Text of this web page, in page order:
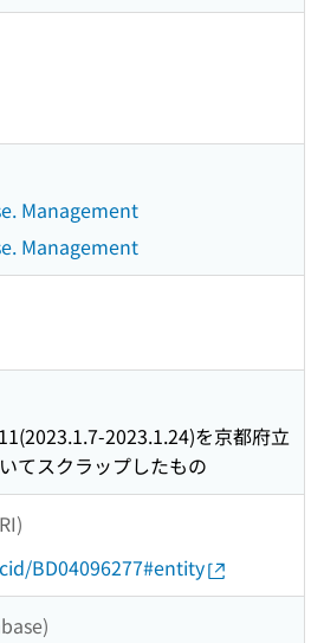
Management
Management
2023.1.24)を京都府立
てスクラップしたもの
BD04096277#entity